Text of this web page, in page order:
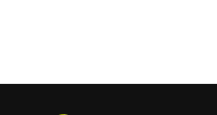
e una decisa accelerata sul